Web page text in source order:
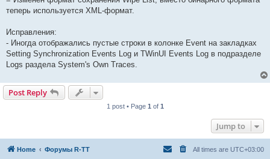
теперь используется XML-формат.
Исправления:
- Иногда отображались пустые строки в колонке Event на закладках
Setting Synchronization Events Log и TWinUI Events Log в подразделе
Logs раздела System's Own Traces.
Post Reply
1 post • Page 1 of 1
Jump to
Home Форумы R-TT All times are UTC+03:00